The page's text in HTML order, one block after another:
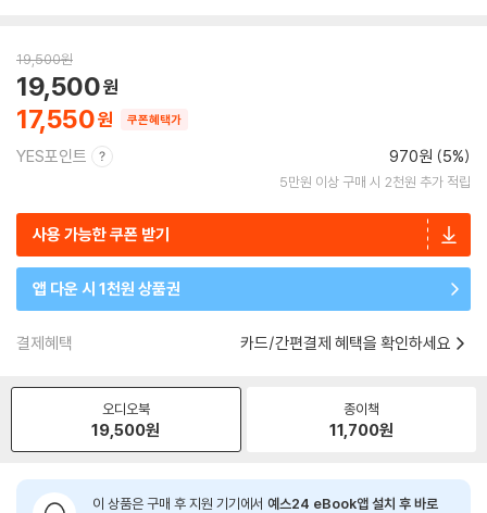
19,500원
17,550
19,500
쿠폰혜택가
YES포인트 970원 (5%)
5만원 이상 구매 시 2천원 추가 적립
사용 가능한 쿠폰 받기
앱 다운 시 1천원 상품권
결제혜택 카드/간편결제 혜택을 확인하세요
오디오북
19,500원
종이책
11,700원
이 상품은 구매 후 지원 기기에서 예스24 eBook앱 설치 후 바로